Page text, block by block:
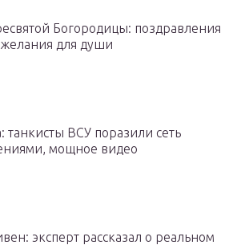
Богородицы: поздравления
для души
танкисты ВСУ поразили сеть
мощное видео
эксперт рассказал о реальном